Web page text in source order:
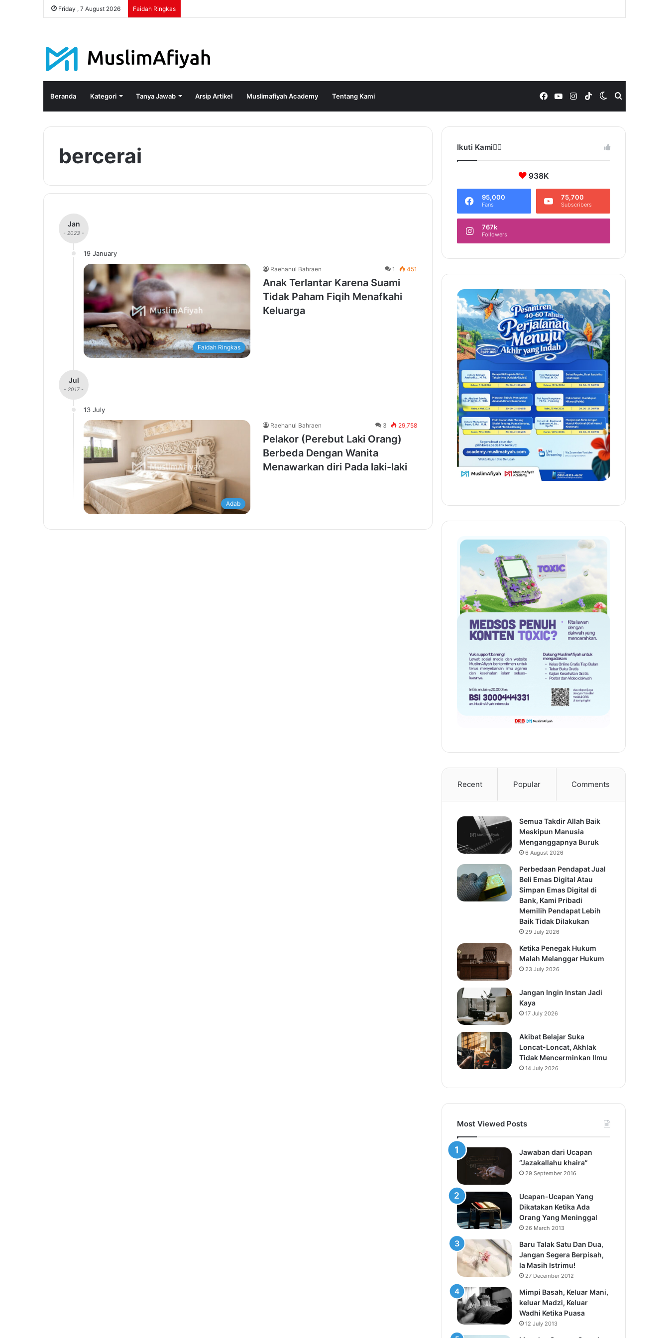
Friday , 7 August 2026 Faidah Ringkas
Beranda Kategori Tanya Jawab Arsip Artikel Muslimafiyah Academy Tentang Kami Switch
skin
TikTok
Instagram
YouTube
Facebook
bercerai
Jan
- 2023 -
19 January
Faidah Ringkas
Raehanul Bahraen 1 451
Anak Terlantar Karena Suami
Tidak Paham Fiqih Menafkahi
Keluarga
Jul
- 2017 -
13 July
Adab
Raehanul Bahraen 3 29,758
Pelakor (Perebut Laki Orang)
Berbeda Dengan Wanita
Menawarkan diri Pada laki-laki
Ikuti Kami❤️‍🔥
938K
95,000
Fans
75,700
Subscribers
767k
Followers
Recent Popular Comments
Semua Takdir Allah Baik
Meskipun Manusia
Menganggapnya Buruk
6 August 2026
Perbedaan Pendapat Jual
Beli Emas Digital Atau
Simpan Emas Digital di
Bank, Kami Pribadi
Memilih Pendapat Lebih
Baik Tidak Dilakukan
29 July 2026
Ketika Penegak Hukum
Malah Melanggar Hukum
23 July 2026
Jangan Ingin Instan Jadi
Kaya
17 July 2026
Akibat Belajar Suka
Loncat-Loncat, Akhlak
Tidak Mencerminkan Ilmu
14 July 2026
Most Viewed Posts
Jawaban dari Ucapan
“Jazakallahu khaira”
29 September 2016
Ucapan-Ucapan Yang
Dikatakan Ketika Ada
Orang Yang Meninggal
26 March 2013
Baru Talak Satu Dan Dua,
Jangan Segera Berpisah,
Ia Masih Istrimu!
27 December 2012
Mimpi Basah, Keluar Mani,
keluar Madzi, Keluar
Wadhi Ketika Puasa
12 July 2013